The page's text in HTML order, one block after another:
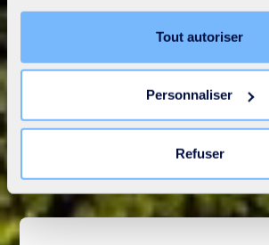
Préférences, Statistiques et
l’onglet « Détails ». Via ce bandeau,
librement accepter ou refuser tous les
nécessaires ne peut entrainer une
au site. Vous pouvez retirer votre
Tout autoriser
Personnaliser
Refuser